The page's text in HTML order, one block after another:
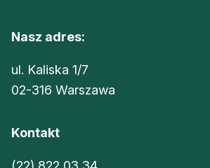
Nasz adres:
ul. Kaliska 1/7
02-316 Warszawa
Kontakt